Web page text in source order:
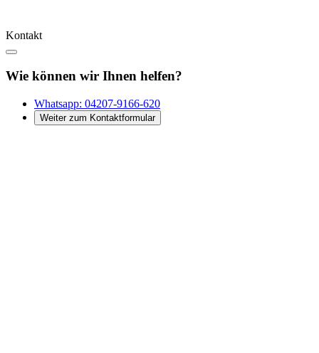
Kontakt
Wie können wir Ihnen helfen?
Whatsapp: 04207-9166-620